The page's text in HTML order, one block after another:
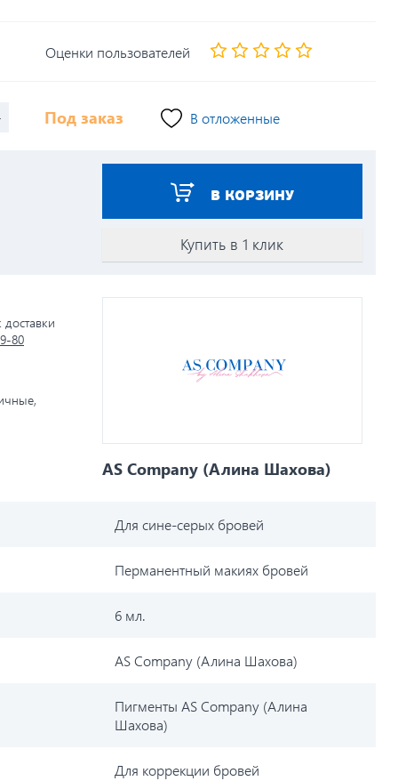
Оценки пользователей
Под заказ В отложенные
В КОРЗИНУ
Купить в 1 клик
80
AS Company (Алина Шахова)
Для сине-серых бровей
Перманентный макиях бровей
6 мл.
AS Company (Алина Шахова)
Пигменты AS Company (Алина
Шахова)
Для коррекции бровей